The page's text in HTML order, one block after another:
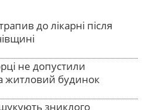
до лікарні після
не допустили
житловий будинок
зниклого